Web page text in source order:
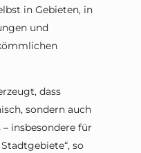
in Gebieten, in
und
dass
sondern auch
insbesondere für
so